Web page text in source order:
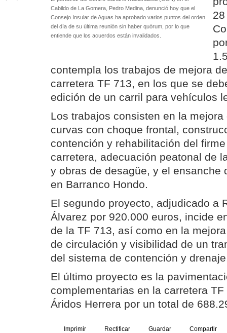
Cabildo de La Gomera, Pedro Medina, denunció hoy que el
Consejo Insular de Aguas ha aprobado varios puntos del orden
del día de su última reunión sin haber quórum, por lo que
entiende que los acuerdos están invalidados.
contempla los trabajos de mejora
carretera TF 713, en los que se
edición de un carril para vehículos
Los trabajos consisten en la
curvas con choque frontal,
contención y rehabilitación del
carretera, adecuación peatonal de
y obras de desagüe, y el ensanche
en Barranco Hondo.
El segundo proyecto, adjudicado a
Álvarez por 920.000 euros, incide
de la TF 713, así como en la
de circulación y visibilidad de un
del sistema de contención y
El último proyecto es la
complementarias en la carretera
Áridos Herrera por un total de
Imprimir Rectificar Guardar Compartir